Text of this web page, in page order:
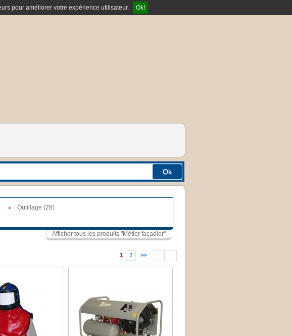
pour améliorer votre expérience utilisateur. Ok!
Ok
Outillage (28)
Afficher tous les produits "Métier façadier"
1 2 >>